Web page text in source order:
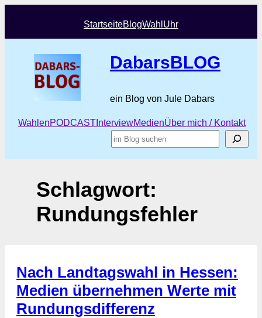
StartseiteBlogWahl Uhr
DabarsBLOG
ein Blog von Jule Dabars
WahlenPODCAST InterviewMedienÜber mich / Kontakt
Suchen
Schlagwort:
Rundungsfehler
Nach Landtagswahl in Hessen:
Medien übernehmen Werte mit
Rundungsdifferenz